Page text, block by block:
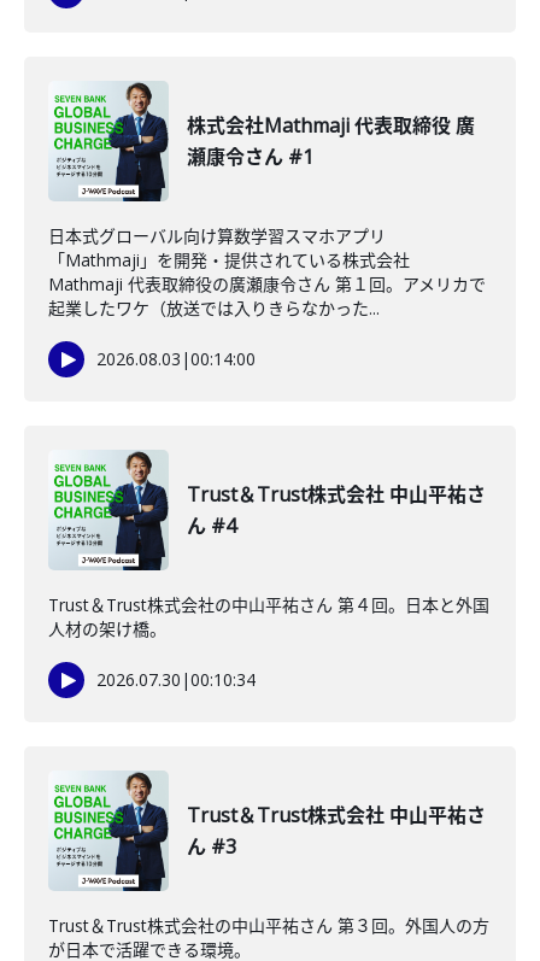
株式会社Mathmaji 代表取締役 廣
瀬康令さん #1
日本式グローバル向け算数学習スマホアプリ
「Mathmaji」を開発・提供されている株式会社
Mathmaji 代表取締役の廣瀬康令さん 第１回。アメリカで
起業したワケ（放送では入りきらなかった...
2026.08.03 |00:14:00
Trust＆Trust株式会社 中山平祐さ
ん #4
Trust＆Trust株式会社の中山平祐さん 第４回。日本と外国
人材の架け橋。
2026.07.30 |00:10:34
Trust＆Trust株式会社 中山平祐さ
ん #3
Trust＆Trust株式会社の中山平祐さん 第３回。外国人の方
が日本で活躍できる環境。